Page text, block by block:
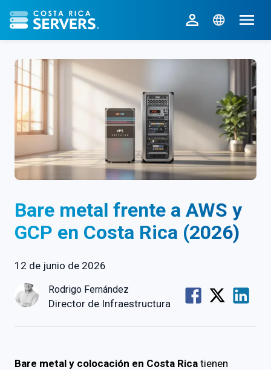
CR Servers inicio
Bare metal frente a AWS y
GCP en Costa Rica (2026)
12 de junio de 2026
Rodrigo Fernández
Director de Infraestructura
Bare metal y colocación en Costa Rica tienen